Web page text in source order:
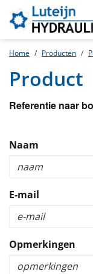
Home Producten
Product
Referentie naar
Naam
E-mail
Opmerkingen